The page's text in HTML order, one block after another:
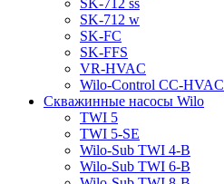
SK-712 w
SK-FC
SK-FFS
VR-HVAC
Wilo-Control CC-HVAC
Скважинные насосы Wilo
TWI 5
TWI 5-SE
Wilo-Sub TWI 4-B
Wilo-Sub TWI 6-B